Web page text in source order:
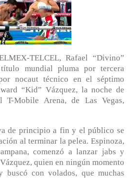
TELCEL, Rafael “Divino”
mundial pluma por tercera
nocaut técnico en el séptimo
“Kid” Vázquez, la noche de
T-Mobile Arena, de Las Vegas,
de principio a fin y el público se
al terminar la pelea. Espinoza,
comenzó a lanzar jabs y
quien en ningún momento
buscó con volados, que muchas